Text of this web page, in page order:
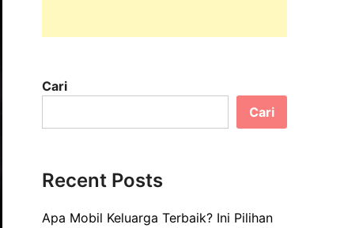
Cari
Cari
Recent Posts
Apa Mobil Keluarga Terbaik? Ini Pilihan